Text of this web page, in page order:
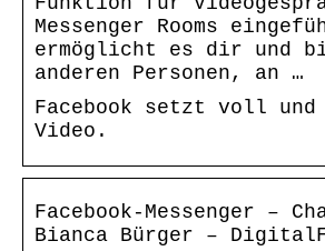
Messenger Rooms
ermöglicht es dir und
anderen Personen, an …
Facebook setzt voll und
Video.
Facebook-Messenger –
Bianca Bürger –